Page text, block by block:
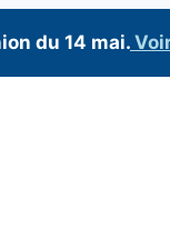
du 14 mai.